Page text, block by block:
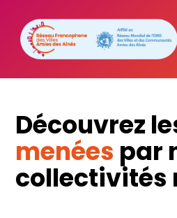
Découvrez
menées par
collectivités